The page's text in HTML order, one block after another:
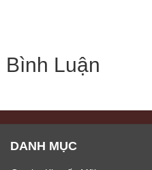
Bình Luận
DANH MỤC